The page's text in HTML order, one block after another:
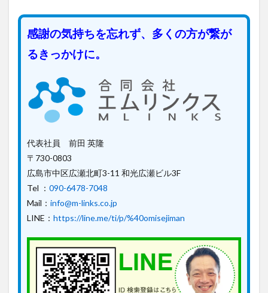
感謝の気持ちを忘れず、多くの方が繋が
るきっかけに。
代表社員 前田 英隆
〒730-0803
広島市中区広瀬北町3-11 和光広瀬ビル3F
Tel ： 090-6478-7048
Mail： info@m-links.co.jp
LINE： https://line.me/ti/p/%40omisejiman